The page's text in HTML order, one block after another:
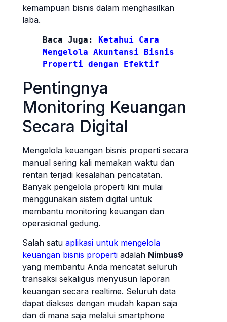
kemampuan bisnis dalam menghasilkan
laba.
Baca Juga: Ketahui Cara
Mengelola Akuntansi Bisnis
Properti dengan Efektif
Pentingnya
Monitoring Keuangan
Secara Digital
Mengelola keuangan bisnis properti secara
manual sering kali memakan waktu dan
rentan terjadi kesalahan pencatatan.
Banyak pengelola properti kini mulai
menggunakan sistem digital untuk
membantu monitoring keuangan dan
operasional gedung.
Salah satu aplikasi untuk mengelola
keuangan bisnis properti adalah Nimbus9
yang membantu Anda mencatat seluruh
transaksi sekaligus menyusun laporan
keuangan secara realtime. Seluruh data
dapat diakses dengan mudah kapan saja
dan di mana saja melalui smartphone